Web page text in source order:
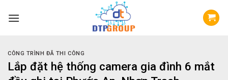
CÔNG TRÌNH ĐÃ THI CÔNG
Lắp đặt hệ thống camera gia đình 6 mắt